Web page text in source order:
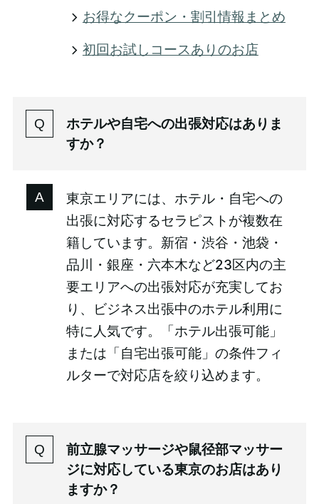
お得なクーポン・割引情報まとめ
初回お試しコースありのお店
ホテルや自宅への出張対応はありま
すか？
東京エリアには、ホテル・自宅への
出張に対応するセラピストが複数在
籍しています。新宿・渋谷・池袋・
品川・銀座・六本木など23区内の主
要エリアへの出張対応が充実してお
り、ビジネス出張中のホテル利用に
特に人気です。「ホテル出張可能」
または「自宅出張可能」の条件フィ
ルターで対応店を絞り込めます。
前立腺マッサージや鼠径部マッサー
ジに対応している東京のお店はあり
ますか？